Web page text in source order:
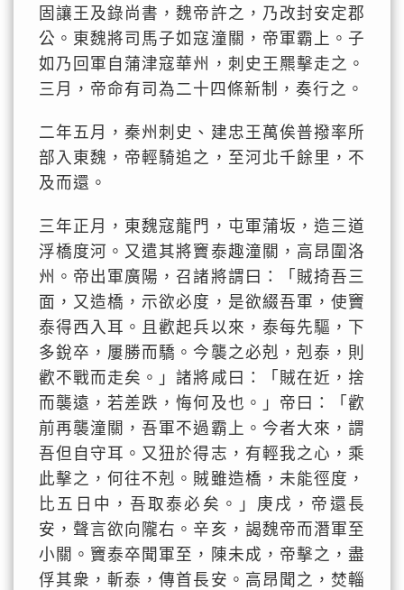
固讓王及錄尚書，魏帝許之，乃改封安定郡
公。東魏將司馬子如寇潼關，帝軍霸上。子
如乃回軍自蒲津寇華州，刺史王羆擊走之。
三月，帝命有司為二十四條新制，奏行之。
二年五月，秦州刺史、建忠王萬俟普撥率所
部入東魏，帝輕騎追之，至河北千餘里，不
及而還。
三年正月，東魏寇龍門，屯軍蒲坂，造三道
浮橋度河。又遣其將竇泰趣潼關，高昂圍洛
州。帝出軍廣陽，召諸將謂曰：「賊掎吾三
面，又造橋，示欲必度，是欲綴吾軍，使竇
泰得西入耳。且歡起兵以來，泰每先驅，下
多銳卒，屢勝而驕。今襲之必剋，剋泰，則
歡不戰而走矣。」諸將咸曰：「賊在近，捨
而襲遠，若差跌，悔何及也。」帝曰：「歡
前再襲潼關，吾軍不過霸上。今者大來，謂
吾但自守耳。又狃於得志，有輕我之心，乘
此擊之，何往不剋。賊雖造橋，未能徑度，
比五日中，吾取泰必矣。」庚戌，帝還長
安，聲言欲向隴右。辛亥，謁魏帝而潛軍至
小關。竇泰卒聞軍至，陳未成，帝擊之，盡
俘其衆，斬泰，傳首長安。高昂聞之，焚輜